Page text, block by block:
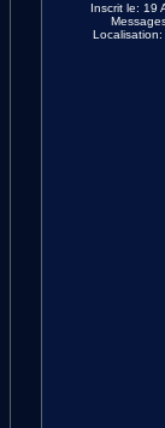
Inscrit le: 19
Localisation: